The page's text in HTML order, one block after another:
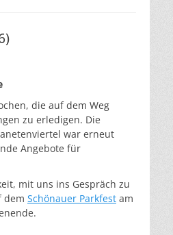
die auf dem Weg
zu erledigen. Die
war erneut
Angebote für
mit uns ins Gespräch zu
dem Schönauer Parkfest am